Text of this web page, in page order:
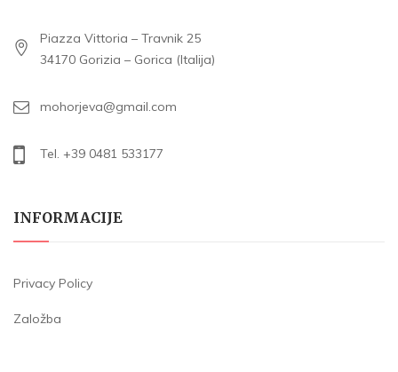
Piazza Vittoria – Travnik 25
34170 Gorizia – Gorica (Italija)
mohorjeva@gmail.com
Tel. +39 0481 533177
INFORMACIJE
Privacy Policy
Založba